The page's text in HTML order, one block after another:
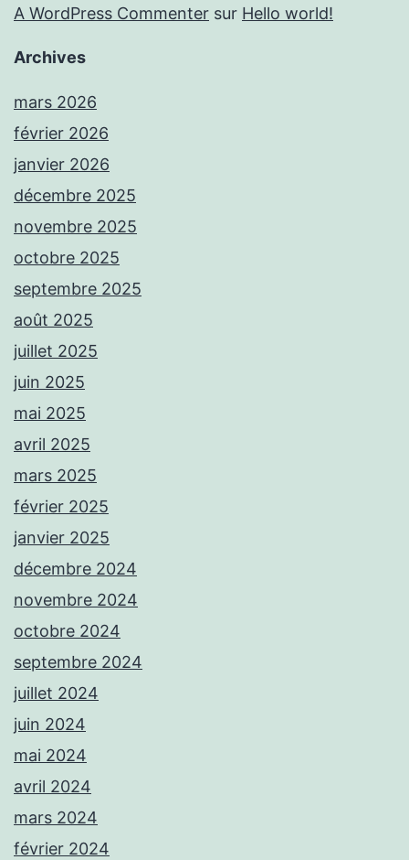
A WordPress Commenter sur Hello world!
Archives
mars 2026
février 2026
janvier 2026
décembre 2025
novembre 2025
octobre 2025
septembre 2025
août 2025
juillet 2025
juin 2025
mai 2025
avril 2025
mars 2025
février 2025
janvier 2025
décembre 2024
novembre 2024
octobre 2024
septembre 2024
juillet 2024
juin 2024
mai 2024
avril 2024
mars 2024
février 2024